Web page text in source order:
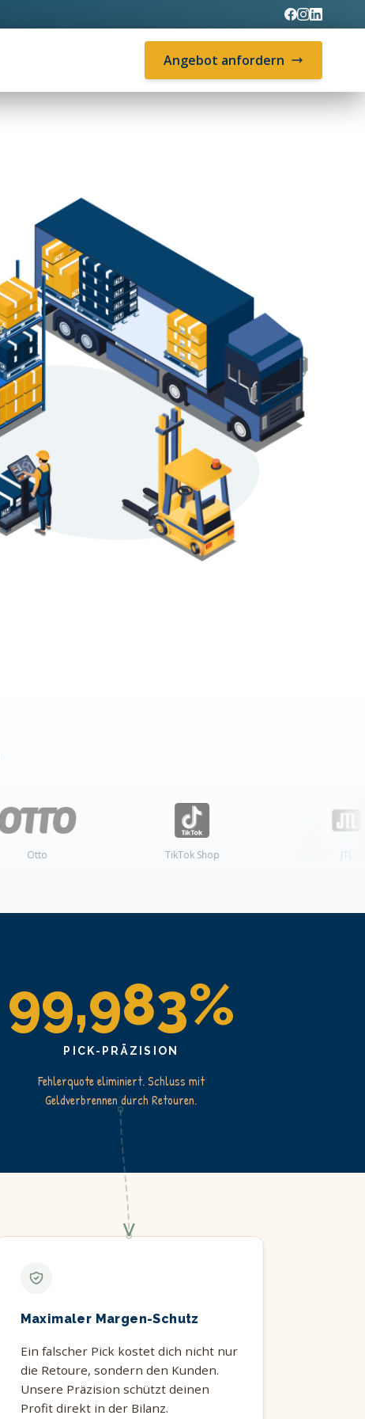
Angebot anfordern
99,983%
PICK-PRÄZISION
Fehlerquote eliminiert. Schluss mit
Geldverbrennen durch Retouren.
Maximaler Margen-Schutz
Ein falscher Pick kostet dich nicht nur
die Retoure, sondern den Kunden.
Unsere Präzision schützt deinen
Profit direkt in der Bilanz.